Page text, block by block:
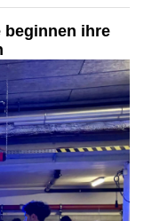
beginnen ihre